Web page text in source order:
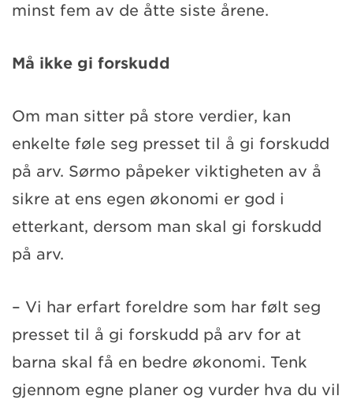
minst fem av de åtte siste årene.
Må ikke gi forskudd
Om man sitter på store verdier, kan
enkelte føle seg presset til å gi forskudd
på arv. Sørmo påpeker viktigheten av å
sikre at ens egen økonomi er god i
etterkant, dersom man skal gi forskudd
på arv.
– Vi har erfart foreldre som har følt seg
presset til å gi forskudd på arv for at
barna skal få en bedre økonomi. Tenk
gjennom egne planer og vurder hva du vil